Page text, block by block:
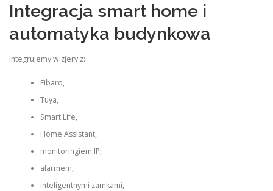
Integracja smart home i
automatyka budynkowa
Integrujemy wizjery z:
Fibaro,
Tuya,
Smart Life,
Home Assistant,
monitoringiem IP,
alarmem,
inteligentnymi zamkami,